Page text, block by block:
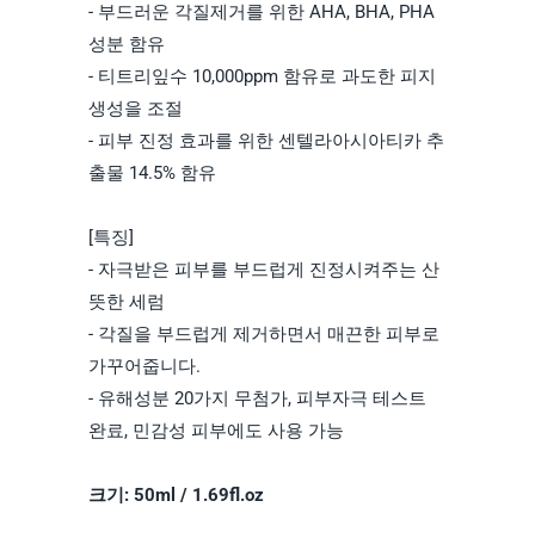
- 부드러운 각질제거를 위한 AHA, BHA, PHA
성분 함유
- 티트리잎수 10,000ppm 함유로 과도한 피지
생성을 조절
- 피부 진정 효과를 위한 센텔라아시아티카 추
출물 14.5% 함유
[특징]
- 자극받은 피부를 부드럽게 진정시켜주는 산
뜻한 세럼
- 각질을 부드럽게 제거하면서 매끈한 피부로
가꾸어줍니다.
- 유해성분 20가지 무첨가, 피부자극 테스트
완료, 민감성 피부에도 사용 가능
크기: 50ml / 1.69fl.oz